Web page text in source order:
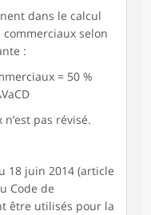
dans le calcul
selon
:
= 50 %
pas révisé.
18 juin 2014 (article
Code de
être utilisés pour la